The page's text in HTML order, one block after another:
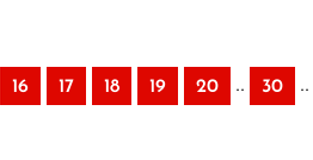
16 17 18 19 20 .. 30 ..